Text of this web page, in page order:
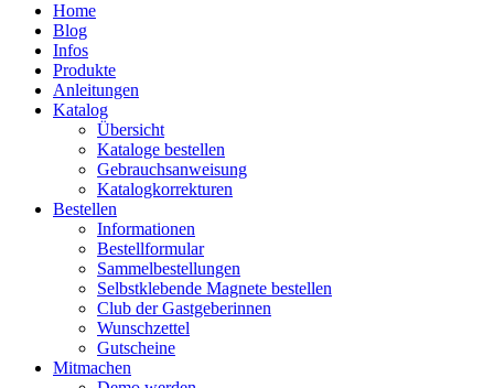
Home
Blog
Infos
Produkte
Anleitungen
Katalog
Übersicht
Kataloge bestellen
Gebrauchsanweisung
Katalogkorrekturen
Bestellen
Informationen
Bestellformular
Sammelbestellungen
Selbstklebende Magnete bestellen
Club der Gastgeberinnen
Wunschzettel
Gutscheine
Mitmachen